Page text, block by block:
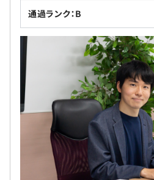
通過ランク：B